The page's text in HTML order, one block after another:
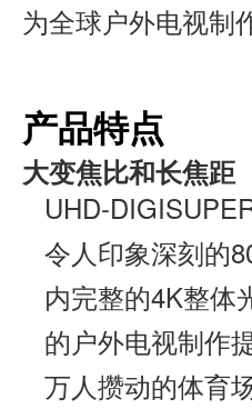
为全球户外电视制
产品特点
大变焦比和长焦距
UHD-
令人印象深刻的
内完整的4K整体
的户外电视制作
万人攒动的体育